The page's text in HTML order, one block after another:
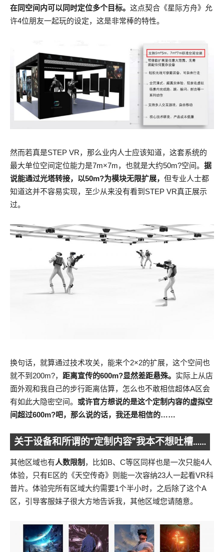
在同空间内可以同时定位多个目标。 这点契合《星际方舟》允
许4位朋友一起玩的设定，这是非常棒的特性。
然而若真是STEP VR，那么业内人士应该知道，这套系统的
最大单位空间定位能力是7m×7m，也就是大约50m?空间。 据
说能通过光塔转接，以50m?为模块无限扩展， 但专业人士都
知道这并不容易实现，至少从来没有看到STEP VR真正展示
过。
换句话，就算通过技术攻关，能来个2×2的扩展，这个空间也
就不到200m?， 距离宣传的600m?显然差距悬殊。 实际上从店
面外观和我自己的步行距离估算，怎么也不敢相信超体A区会
有如此大隐密空间。 或许官方想说的是这个定制内容的虚拟空
间超过600m?吧，那么说的话，我还是相信的……
关于设备和所谓的“定制内容”我本不想吐槽……
其他区域也有人数限制 ，比如B、C等区同样也是一次只能4人
体验，只有E区的《天空传奇》则能一次容纳23人一起看VR科
普片。体验完所有区域大约需要1个半小时，之后除了这个A
区，引导客服妹子很大方地告诉我，其他区域您请随意。